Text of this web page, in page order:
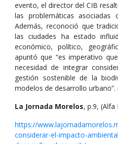
evento, el director del CIB
las problemáticas asociadas
Además, reconoció que
las ciudades ha estado
económico, político,
apuntó que “es imperativo
necesidad de integrar
gestión sostenible de la
modelos de desarrollo urbano”.
La Jornada Morelos, p.9, (Alfa
https://
considerar-el-impacto-